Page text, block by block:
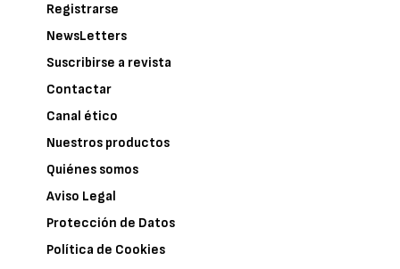
Registrarse
NewsLetters
Suscribirse a revista
Contactar
Canal ético
Nuestros productos
Quiénes somos
Aviso Legal
Protección de Datos
Política de Cookies